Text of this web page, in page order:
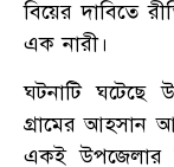
বিয়ের দাবিতে
এক নারী।
ঘটনাটি ঘটেছে
গ্রামের আহসান
একই উপজেলার